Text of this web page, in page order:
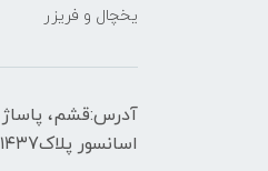
یخچال و فریزر
اسانسور پلاک۱۴۳7 دنیای جهاز